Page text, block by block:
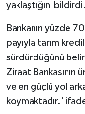
yaklaştığını bildirdi.
Bankanın yüzde
payıyla tarım
sürdürdüğünü
Ziraat Bankasının
ve en güçlü yol
koymaktadır.'